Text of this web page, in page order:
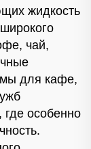
жидкость
чай,
для кафе,
где особенно